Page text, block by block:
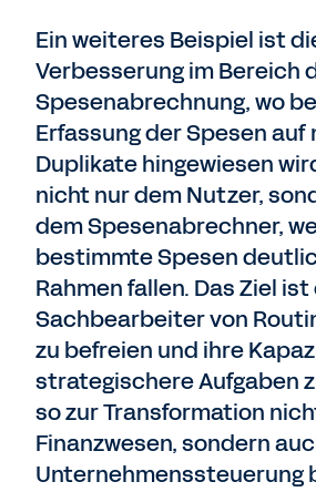
Ein weiteres Beispiel ist
Verbesserung im Bereich
Spesenabrechnung, wo
Erfassung der Spesen auf
Duplikate hingewiesen
nicht nur dem Nutzer,
dem Spesenabrechner,
bestimmte Spesen
Rahmen fallen. Das Ziel ist
Sachbearbeiter von
zu befreien und ihre
strategischere Aufgaben
so zur Transformation
Finanzwesen, sondern
Unternehmenssteuerung